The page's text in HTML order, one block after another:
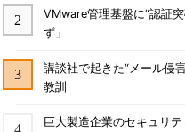
VMware管理基盤に“認証
ず」
講談社で起きた“メール侵
教訓
巨大製造企業のセキュリ